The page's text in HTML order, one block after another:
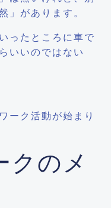
」があります。
ったところに車で
いいのではない
ーク活動が始まり
クのメ